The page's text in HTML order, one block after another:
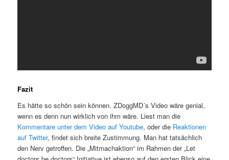
Fazit
Es hätte so schön sein können. ZDoggMD´s Video wäre genial,
wenn es denn nun wirklich von ihm wäre. Liest man die
Kommentare unter dem Video auf Youtube, oder die Reaktionen
auf Twitter, findet sich breite Zustimmung. Man hat tatsächlich
den Nerv getroffen. Die „Mitmachaktion“ im Rahmen der „Let